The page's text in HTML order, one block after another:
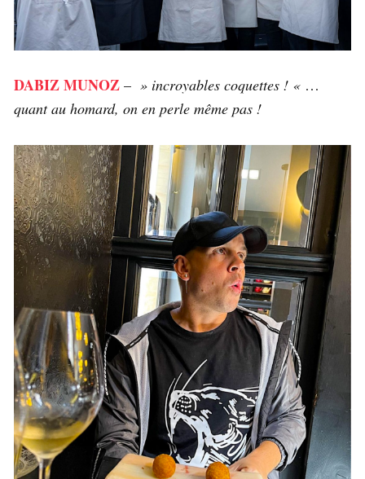
DABIZ MUNOZ – » incroyables coquettes ! « …
quant au homard, on en perle même pas !